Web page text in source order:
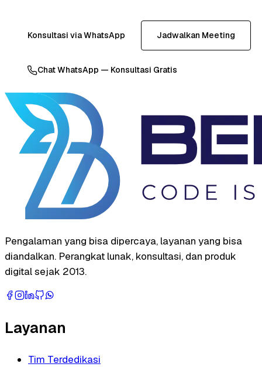
Konsultasi via WhatsApp Jadwalkan Meeting
Chat WhatsApp — Konsultasi Gratis
Pengalaman yang bisa dipercaya, layanan yang bisa
diandalkan. Perangkat lunak, konsultasi, dan produk
digital sejak 2013.
Layanan
Tim Terdedikasi